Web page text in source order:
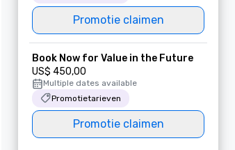
Promotie claimen
Book Now for Value in the Future
US$ 450,00
Multiple dates available
Promotietarieven
Promotie claimen